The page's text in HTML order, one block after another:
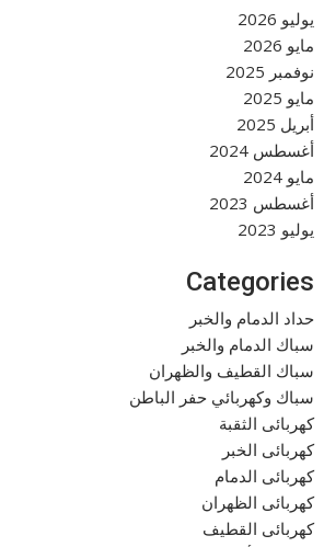
يوليو 2026
مايو 2026
نوفمبر 2025
مايو 2025
أبريل 2025
أغسطس 2024
مايو 2024
أغسطس 2023
يوليو 2023
Categories
حداد الدمام والخبر
سباك الدمام والخبر
سباك القطيف والظهران
سباك وكهربائي حفر الباطن
كهربائى الثقبة
كهربائى الخبر
كهربائى الدمام
كهربائى الظهران
كهربائى القطيف